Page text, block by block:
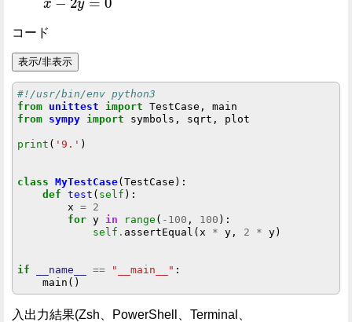
コード
表示/非表示
#!/usr/bin/env python3
from unittest import
from sympy import symbols, sqrt, plot
print ( '9.' )
class MyTestCase(TestCase):
def
test ( self ):
        x
= 2
for y in range ( -100 , 100 ):
self . assertEqual(x * y, 2 * y)
if __name__ == "__main__" :
入出力結果(Zsh、PowerShell、Terminal、